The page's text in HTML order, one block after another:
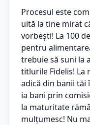
Procesul este
uită la tine mirat
vorbești! La 100
pentru
trebuie să suni la
titlurile Fidelis! La
adică din banii
ia bani prin
la maturitate
mulțumesc! Nu